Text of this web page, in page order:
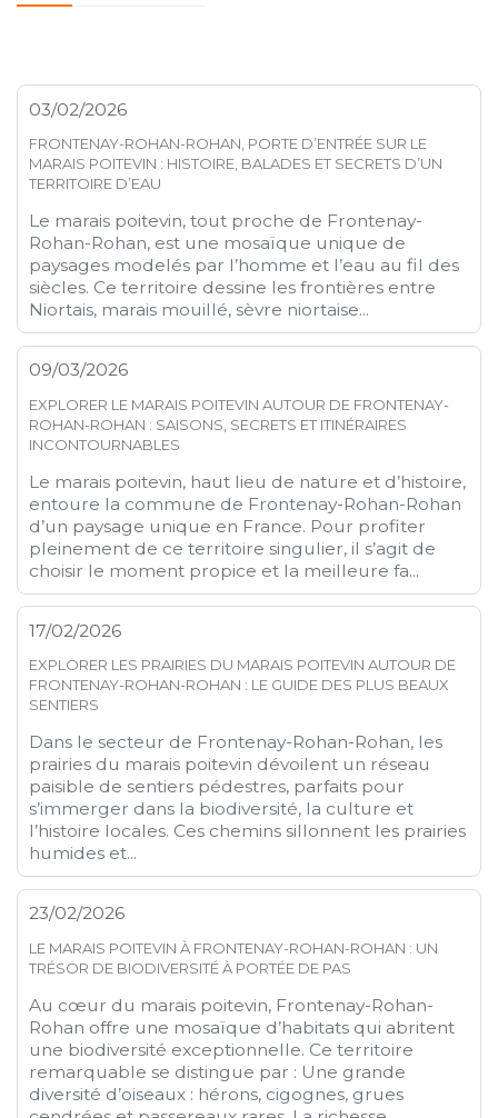
03/02/2026
FRONTENAY-ROHAN-ROHAN, PORTE D’ENTRÉE SUR LE
MARAIS POITEVIN : HISTOIRE, BALADES ET SECRETS D’UN
TERRITOIRE D’EAU
Le marais poitevin, tout proche de Frontenay-
Rohan-Rohan, est une mosaïque unique de
paysages modelés par l’homme et l’eau au fil des
siècles. Ce territoire dessine les frontières entre
Niortais, marais mouillé, sèvre niortaise...
09/03/2026
EXPLORER LE MARAIS POITEVIN AUTOUR DE FRONTENAY-
ROHAN-ROHAN : SAISONS, SECRETS ET ITINÉRAIRES
INCONTOURNABLES
Le marais poitevin, haut lieu de nature et d’histoire,
entoure la commune de Frontenay-Rohan-Rohan
d’un paysage unique en France. Pour profiter
pleinement de ce territoire singulier, il s’agit de
choisir le moment propice et la meilleure fa...
17/02/2026
EXPLORER LES PRAIRIES DU MARAIS POITEVIN AUTOUR DE
FRONTENAY-ROHAN-ROHAN : LE GUIDE DES PLUS BEAUX
SENTIERS
Dans le secteur de Frontenay-Rohan-Rohan, les
prairies du marais poitevin dévoilent un réseau
paisible de sentiers pédestres, parfaits pour
s’immerger dans la biodiversité, la culture et
l’histoire locales. Ces chemins sillonnent les prairies
humides et...
23/02/2026
LE MARAIS POITEVIN À FRONTENAY-ROHAN-ROHAN : UN
TRÉSOR DE BIODIVERSITÉ À PORTÉE DE PAS
Au cœur du marais poitevin, Frontenay-Rohan-
Rohan offre une mosaïque d’habitats qui abritent
une biodiversité exceptionnelle. Ce territoire
remarquable se distingue par : Une grande
diversité d’oiseaux : hérons, cigognes, grues